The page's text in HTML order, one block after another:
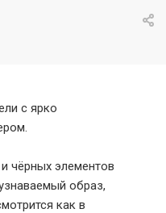
с ярко
чёрных элементов
образ,
как в